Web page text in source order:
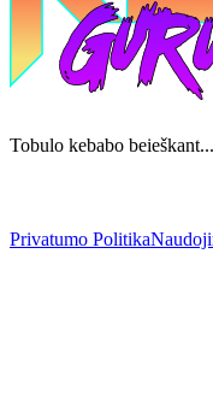
Tobulo kebabo beieškant...
Privatumo Politika